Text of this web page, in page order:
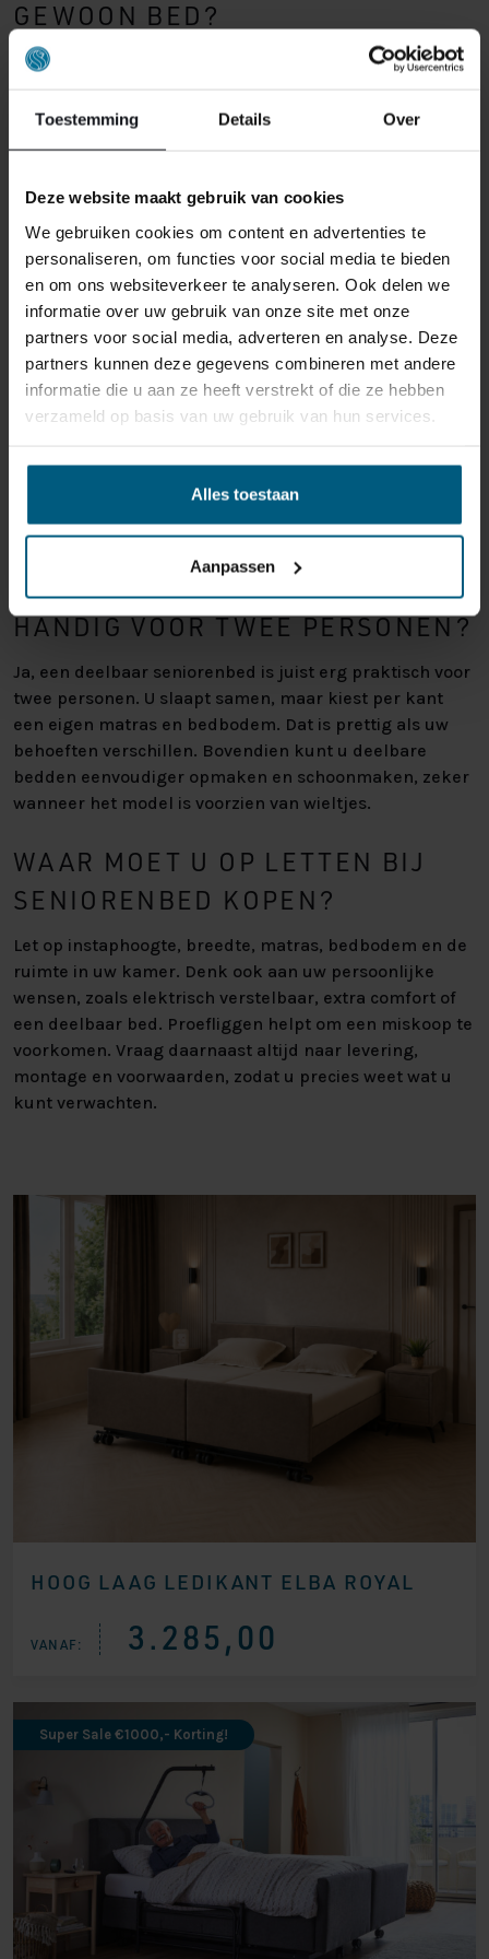
Toestemming Details Over
Deze website maakt gebruik van cookies
We gebruiken cookies om content en advertenties te
personaliseren, om functies voor social media te bieden
en om ons websiteverkeer te analyseren. Ook delen we
informatie over uw gebruik van onze site met onze
partners voor social media, adverteren en analyse. Deze
partners kunnen deze gegevens combineren met andere
informatie die u aan ze heeft verstrekt of die ze hebben
verzameld op basis van uw gebruik van hun services.
Alles toestaan
Aanpassen
GEWOON BED?
Een seniorenbed is meestal hoger en gericht op gemak
en uitstappen. Vaak zijn ook de bedbodem, het matras
systeem dat praktischer is in gebruik en onderhoud.
WANNEER KIEST U VOOR EEN
ELEKTRISCH VERSTELBAAR
SENIORENBED?
Een elektrisch verstelbaar seniorenbed is geschikt als u
extra ondersteuning wilt bij zitten, rusten of slapen. U
kunt het hoofdeinde en soms ook het voeteneind apart
sommige gebruikers om makkelijker in en uit bed te
komen.
IS EEN DEELBAAR SENIORENBED
HANDIG VOOR TWEE PERSONEN?
Ja, een deelbaar seniorenbed is juist erg praktisch voor
twee personen. U slaapt samen, maar kiest per kant
een eigen matras en bedbodem. Dat is prettig als uw
behoeften verschillen. Bovendien kunt u deelbare
bedden eenvoudiger opmaken en schoonmaken, zeker
wanneer het model is voorzien van wieltjes.
WAAR MOET U OP LETTEN BIJ
SENIORENBED KOPEN?
Let op instaphoogte, breedte, matras, bedbodem en de
ruimte in uw kamer. Denk ook aan uw persoonlijke
wensen, zoals elektrisch verstelbaar, extra comfort of
een deelbaar bed. Proefliggen helpt om een miskoop te
voorkomen. Vraag daarnaast altijd naar levering,
montage en voorwaarden, zodat u precies weet wat u
kunt verwachten.
HOOG LAAG LEDIKANT ELBA ROYAL
VANAF: 3.285,00
Super Sale €1000,- Korting!